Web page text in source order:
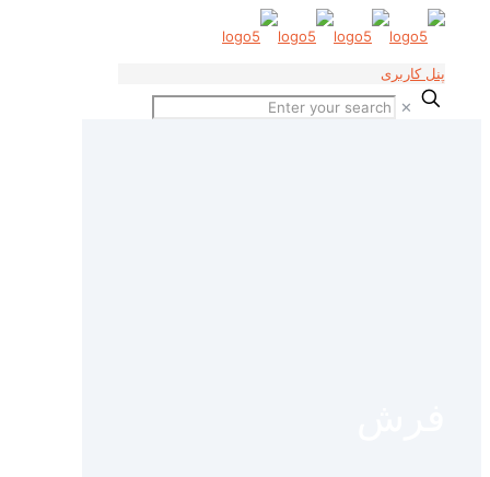
پنل کاربری
✕